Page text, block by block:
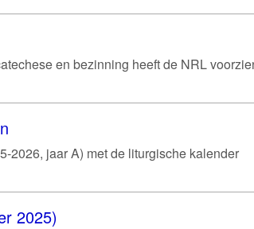
en bezinning heeft de NRL
2026, jaar A) met de liturgische kalender
2025)